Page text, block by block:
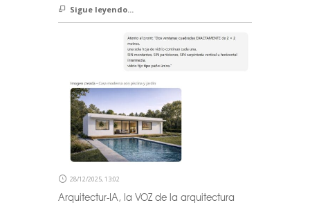
Sigue leyendo...
28/12/2025, 13:02
Arquitectur-IA, la VOZ de la arquitectura